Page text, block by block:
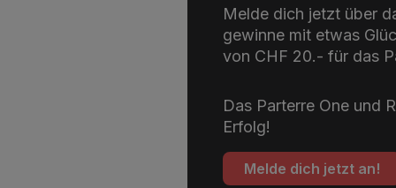
Melde dich jetzt über
gewinne mit etwas
von CHF 20.- für das
Das Parterre One und
Erfolg!
Melde dich jetzt an!